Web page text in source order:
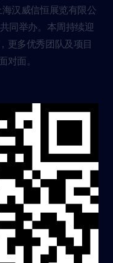
汉威信恒展览有限公
同举办。本周持续迎
更多优秀团队及项目
对面。